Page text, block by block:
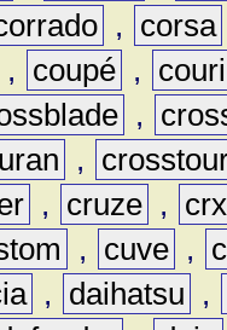
, corsa
, coupé ,
,
,
, cruze ,
crx
, cuve ,
, daihatsu
,